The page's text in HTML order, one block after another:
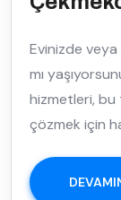
Evinizde veya
mı
hizmetleri, bu
çözmek için